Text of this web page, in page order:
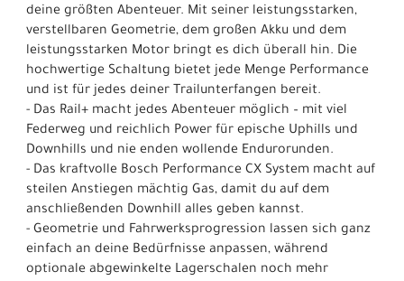
deine größten Abenteuer. Mit seiner leistungsstarken,
verstellbaren Geometrie, dem großen Akku und dem
leistungsstarken Motor bringt es dich überall hin. Die
hochwertige Schaltung bietet jede Menge Performance
und ist für jedes deiner Trailunterfangen bereit.
- Das Rail+ macht jedes Abenteuer möglich – mit viel
Federweg und reichlich Power für epische Uphills und
Downhills und nie enden wollende Endurorunden.
- Das kraftvolle Bosch Performance CX System macht auf
steilen Anstiegen mächtig Gas, damit du auf dem
anschließenden Downhill alles geben kannst.
- Geometrie und Fahrwerksprogression lassen sich ganz
einfach an deine Bedürfnisse anpassen, während
optionale abgewinkelte Lagerschalen noch mehr